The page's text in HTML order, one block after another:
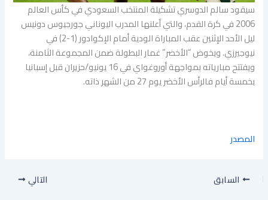
سيقود سالم الدوسري تشكيلة المنتخب السعودي في كأس العالم
2006 في كرة القدم، والتي أعلنها المدرب اليوناني جورجيوس دونيس
ليل الأحد الإثنين عقب المباراة الودية أمام الإكوادور (1-2) في
نيوجيرزي. ويخوض “الأخضر” غمار البطولة ضمن المجموعة الثامنة،
ويفتتح مبارياته بمواجهة أوروغواي في 16 يونيو/حزيران قبل إسبانيا
بخمسة أيام فالرأس الأخضر يوم 27 من الشهر ذاته.
المصدر
السابق التالي